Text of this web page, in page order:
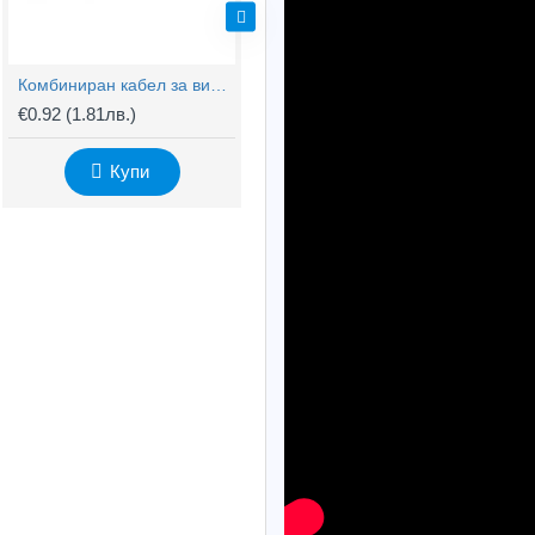
€0.92 (1.81лв.)
Купи